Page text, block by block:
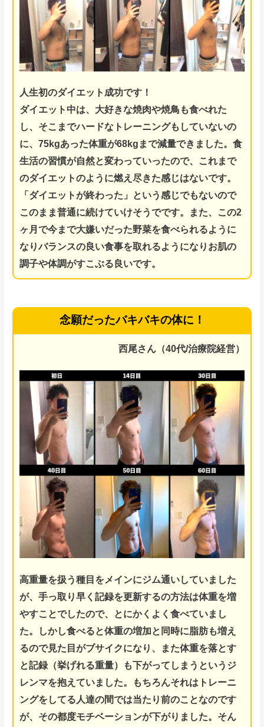
人生初のダイエット成功です！
ダイエット中は、大好きな焼肉や焼鳥も食べれた
し、そこまでハードなトレーニングもしていないの
に、75kgあった体重が68kgまで減量できました。食
生活の習慣が自然と変わっていったので、これまで
のダイエットのように燃え尽きた感じはないです。
「ダイエットが終わった」という感じでもないので
このまま普通に続けていけそうでです。また、
この2
ヶ月で今まで大嫌いだった野菜を食べられるように
なりバランスの良い食事を取れるようになりお肌の
調子や体調がすこぶる良いです。
念願だったバキバキの体に！
西尾さん（40代/治療院経営）
高重量を扱う種目をメインにジム通いしていました
が、手っ取り早く記録を更新するの方法は体重を増
やすことでしたので、とにかくよく食べていまし
た。しかし食べると体重の増加と同時に脂肪も増え
るので見た目がブサイクになり、また体重を落とす
と記録（挙げれる重量）も下がってしまうというジ
レンマを抱えていました。もちろんそれはトレーニ
ングをしてる人達の間では当たり前のことなのです
が、その都度モチベーションが下がりました。 そん